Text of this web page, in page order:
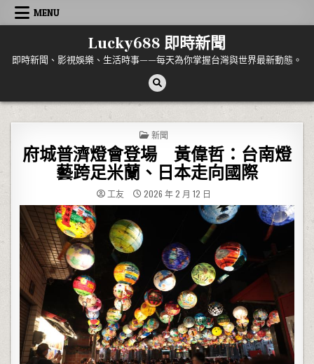
Skip to content
MENU
Lucky688 即時新聞
即時新聞、影視娛樂、生活時事——每天為你掌握台灣與世界最新動態。
POSTED IN
新聞
府城普濟燈會登場 黃偉哲：台南燈
藝跨足米蘭、日本走向國際
工友 2026 年 2 月 12 日